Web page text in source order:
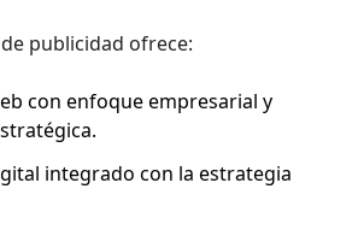
publicidad ofrece:
con enfoque empresarial y
integrado con la estrategia